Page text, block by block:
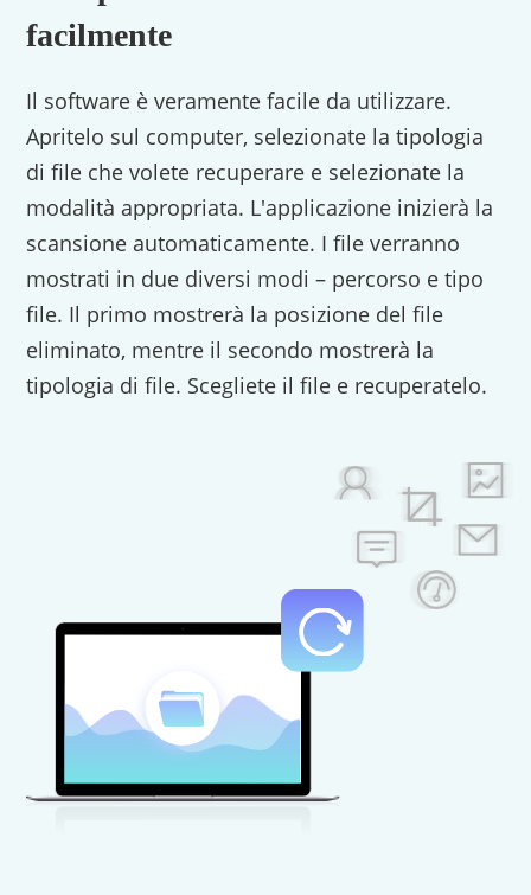
facilmente
Il software è veramente facile da utilizzare.
Apritelo sul computer, selezionate la tipologia
di file che volete recuperare e selezionate la
modalità appropriata. L'applicazione inizierà la
scansione automaticamente. I file verranno
mostrati in due diversi modi – percorso e tipo
file. Il primo mostrerà la posizione del file
eliminato, mentre il secondo mostrerà la
tipologia di file. Scegliete il file e recuperatelo.